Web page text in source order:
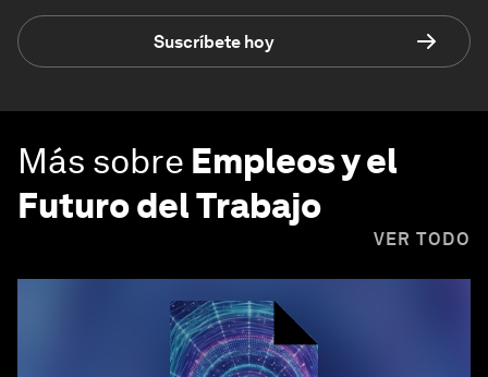
Suscríbete hoy
Más sobre Empleos y el
Futuro del Trabajo
VER TODO